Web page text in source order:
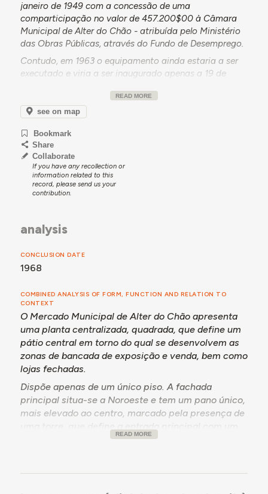
janeiro de 1949 com a concessão de uma
comparticipação no valor de 457.200$00 à Câmara
Municipal de Alter do Chão - atribuída pelo Ministério
das Obras Públicas, através do Fundo de Desemprego.
Contudo, em 1963 o equipamento ainda estaria a ser
executado e viria a ser inaugurado apenas a 19 de
READ MORE
see on map
Bookmark
Share
Collaborate
If you have any recollection or
information related to this
record, please send us your
contribution.
analysis
CONCLUSION DATE
1968
COMBINED ANALYSIS OF FORM, FUNCTION AND RELATION TO
CONTEXT
O Mercado Municipal de Alter do Chão apresenta
uma planta centralizada, quadrada, que define um
pátio central em torno do qual se desenvolvem as
zonas de bancada de exposição e venda, bem como
lojas fechadas.
Dispõe apenas de um único piso. A fachada
principal situa-se a Noroeste e tem um pano único,
mais elevado ao centro, marcado pela presença de
portal em arco de volta perfeita e um portão em
Todas as fachadas são ritmicamente marcadas por
READ MORE